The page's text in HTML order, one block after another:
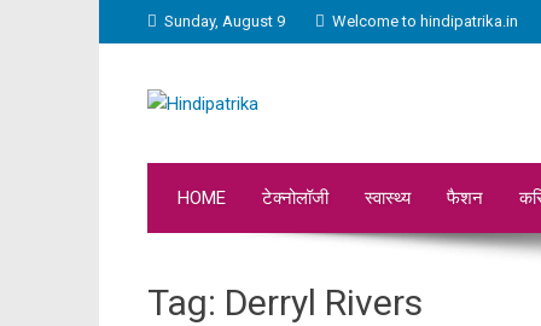
Sunday, August 9 Welcome to hindipatrika.in
HOME टेक्नोलॉजी स्वास्थ्य फैशन
Tag: Derryl Rivers